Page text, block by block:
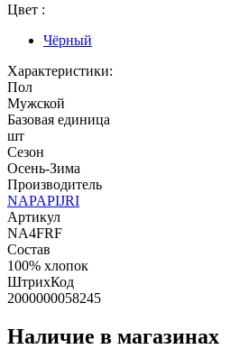
Цвет :
Чёрный
Характеристики:
Пол
Мужской
Базовая единица
шт
Сезон
Осень-Зима
Производитель
NAPAPIJRI
Артикул
NA4FRF
Состав
100% хлопок
ШтрихКод
2000000058245
Наличие в магазинах